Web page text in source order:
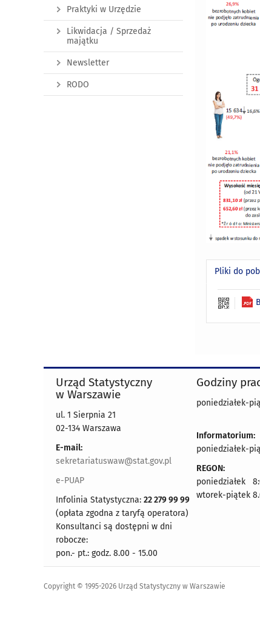
Pliki do
Praktyki w Urzędzie
Likwidacja / Sprzedaż
majątku
Newsletter
RODO
Urząd Statystyczny
w Warszawie
ul. 1 Sierpnia 21
02-134 Warszawa
E-mail:
sekretariatuswaw@stat.gov.pl
e-PUAP
Infolinia Statystyczna: 22 279 99 99
(opłata zgodna z taryfą operatora)
Konsultanci są dostępni w dni
robocze:
pon.- pt.: godz. 8.00 - 15.00
Godziny
poniedziałek-
Informatorium:
poniedziałek-
REGON:
poniedziałek
wtorek-piątek
Copyright © 1995-2026 Urząd Statystyczny w Warszawie